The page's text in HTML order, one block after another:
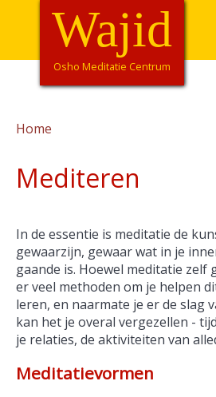
Overslaan
de
HoofdnavigatieWajid
Osho Meditatie Centrum
Home
Mediteren
In de essentie is meditatie de
gewaarzijn, gewaar wat in je
gaande is. Hoewel meditatie zelf
er veel methoden om je helpen
leren, en naarmate je er de slag
kan het je overal vergezellen -
je relaties, de aktiviteiten van
Meditatievormen